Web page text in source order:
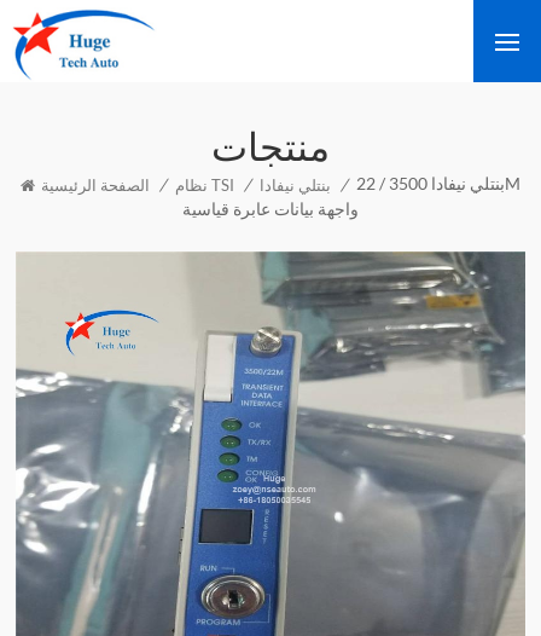
منتجات
الصفحة الرئيسية / نظام TSI / بنتلي نيفادا / بنتلي نيفادا 3500 / 22M
واجهة بيانات عابرة قياسية